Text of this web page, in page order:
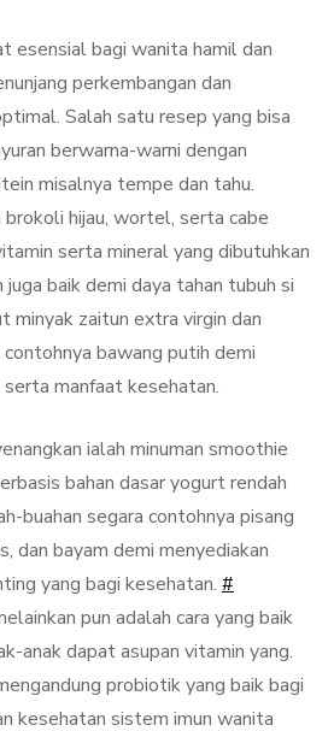
esensial bagi wanita hamil dan
perkembangan dan
Salah satu resep yang bisa
berwarna-warni dengan
misalnya tempe dan tahu.
brokoli hijau, wortel, serta cabe
serta mineral yang dibutuhkan
baik demi daya tahan tubuh si
minyak zaitun extra virgin dan
bawang putih demi
manfaat kesehatan.
ialah minuman smoothie
bahan dasar yogurt rendah
buahan segara contohnya pisang
dan bayam demi menyediakan
yang bagi kesehatan. #
pun adalah cara yang baik
anak dapat asupan vitamin yang.
probiotik yang baik bagi
kesehatan sistem imun wanita